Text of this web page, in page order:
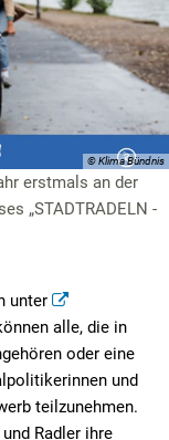
© Klima Bündnis
erstmals an der
„STADTRADELN -
unter
alle, die in
oder eine
und
teilzunehmen.
Radler ihre